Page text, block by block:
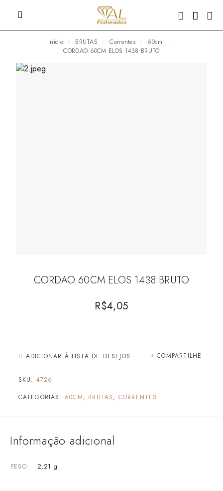
Início BRUTAS Correntes
60cm
CORDAO 60CM ELOS 1438 BRUTO
CORDAO 60CM ELOS 1438 BRUTO
R$4,05
ADICIONAR À LISTA DE DESEJOS COMPARTILHE
SKU: 4726
CATEGORIAS: 60CM, BRUTAS, CORRENTES
Informação adicional
PESO 2,21 g